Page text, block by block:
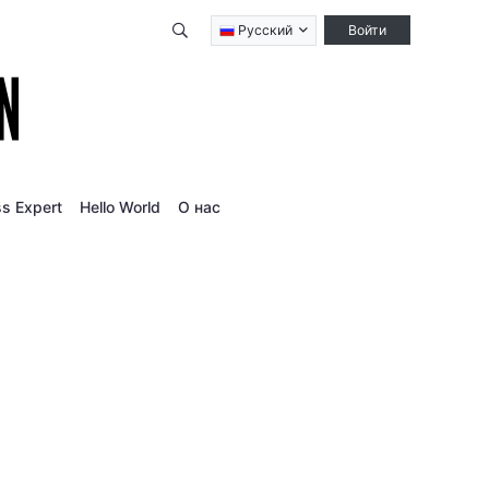
Qidirish Русский Войти
Expert Hello World О нас